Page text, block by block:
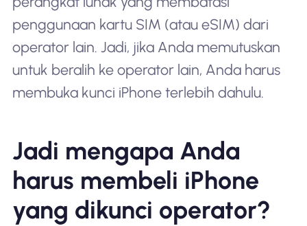
penggunaan kartu SIM (atau eSIM) dari
operator lain. Jadi, jika Anda memutuskan
untuk beralih ke operator lain, Anda harus
membuka kunci iPhone terlebih dahulu.
Jadi mengapa Anda
harus membeli iPhone
yang dikunci operator?